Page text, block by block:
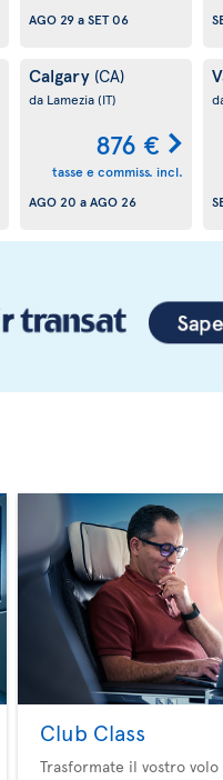
AGO 29aSET 06
Calgary (CA)
da Lamezia(IT)
876 €
tasse e commiss. incl.
AGO 20 aAGO 26
Club Class
Trasformate il vostro